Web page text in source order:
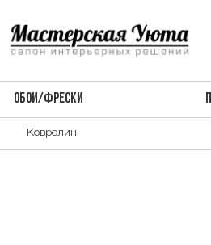
ОБОИ/ФРЕСКИ
Ковролин